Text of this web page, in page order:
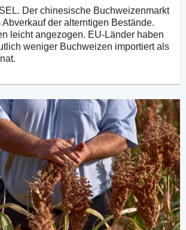
Der chinesische Buchweizenmarkt
Abverkauf der alterntigen Bestände.
leicht angezogen. EU-Länder haben
weniger Buchweizen importiert als